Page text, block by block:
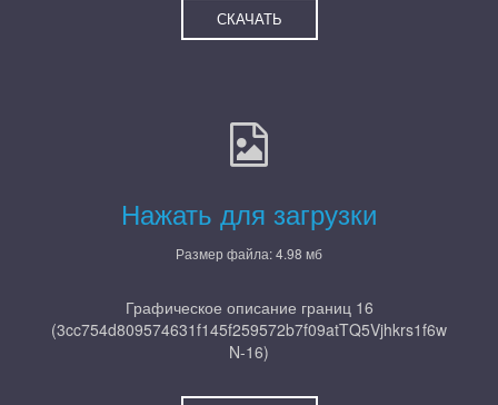
СКАЧАТЬ
Нажать для загрузки
Размер файла: 4.98 мб
Графическое описание границ 16
(3cc754d809574631f145f259572b7f09atTQ5Vjhkrs1f6w
N-16)